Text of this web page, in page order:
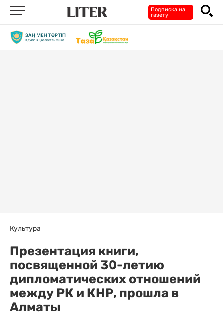
Подписка на
газету
Культура
Презентация книги,
посвященной 30-летию
дипломатических отношений
между РК и КНР, прошла в
Алматы